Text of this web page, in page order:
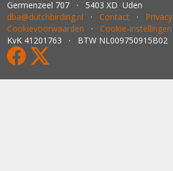
Germenzeel 707 · 5403 XD Uden
dba@dutchbirding.nl · Contact ·
Cookievoorwaarden · Cookie-instellingen
KvK 41201763 · BTW NL009750915B02